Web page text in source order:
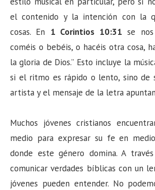
el contenido y la intención con la
cosas. En 1 Corintios 10:31 se
coméis o bebéis, o hacéis otra cosa,
la gloria de Dios.” Esto incluye la
si el ritmo es rápido o lento, sino de
artista y el mensaje de la letra
Muchos jóvenes cristianos
medio para expresar su fe en
donde este género domina. A
comunicar verdades bíblicas con un
jóvenes pueden entender. No